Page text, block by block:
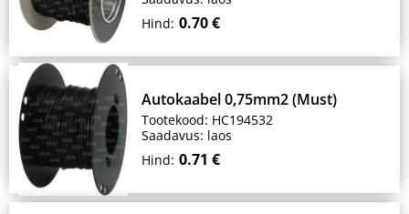
Hind: 0.70 €
Autokaabel 0,75mm2 (Must)
Tootekood: HC194532
Saadavus: laos
Hind: 0.71 €